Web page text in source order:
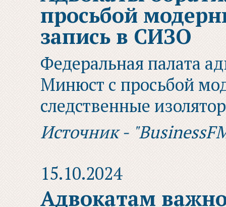
просьбой
запись в СИЗО
Федеральная палата
Минюст с просьбой
следственные
Источник -
15.10.2024
Адвокатам